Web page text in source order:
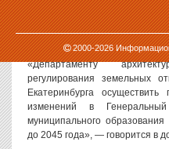
2000-2026
Постановление о
глава Екатеринбурга Алексей
«Департаменту
регулирования земельных
Екатеринбурга
изменений в
муниципального
до 2045 года», — говорится в